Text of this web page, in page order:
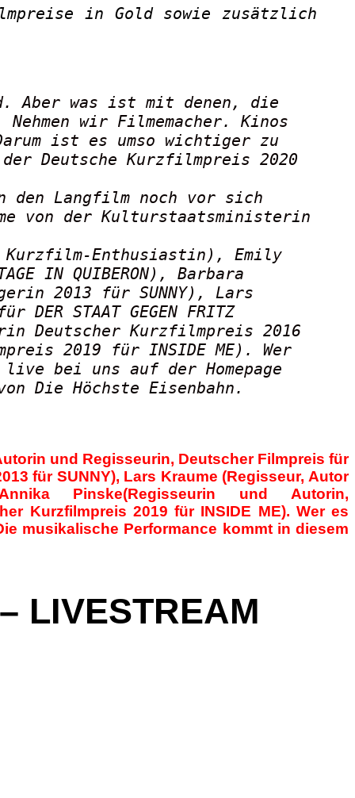
in Gold sowie zusätzlich
Aber was ist mit denen, die
wir Filmemacher. Kinos
ist es umso wichtiger zu
Deutsche Kurzfilmpreis 2020
den Langfilm noch vor sich
von der Kulturstaatsministerin
Kurzfilm-Enthusiastin), Emily
IN QUIBERON), Barbara
2013 für SUNNY), Lars
STAAT GEGEN FRITZ
Deutscher Kurzfilmpreis 2016
2019 für INSIDE ME). Wer
bei uns auf der Homepage
Die Höchste Eisenbahn.
und Regisseurin, DeutscherFilmpreis für
für SUNNY), Lars Kraume (Regisseur, Autor
Pinske(Regisseurin und Autorin,
Kurzfilmpreis 2019 für INSIDE ME). Wer es
musikalische Performance kommt in diesem
LIVESTREAM